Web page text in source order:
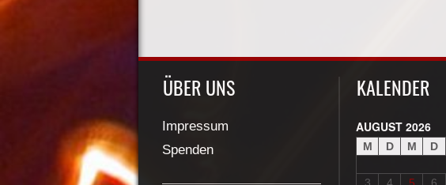
ÜBER UNS
Impressum
Spenden
KALENDER
AUGUST 2026
M D M D
3
4 5 6